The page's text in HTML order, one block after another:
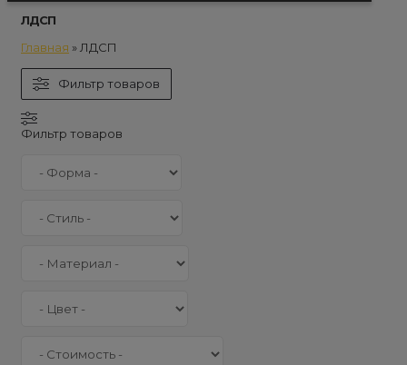
ЛДСП
Главная » ЛДСП
Фильтр товаров
Фильтр товаров